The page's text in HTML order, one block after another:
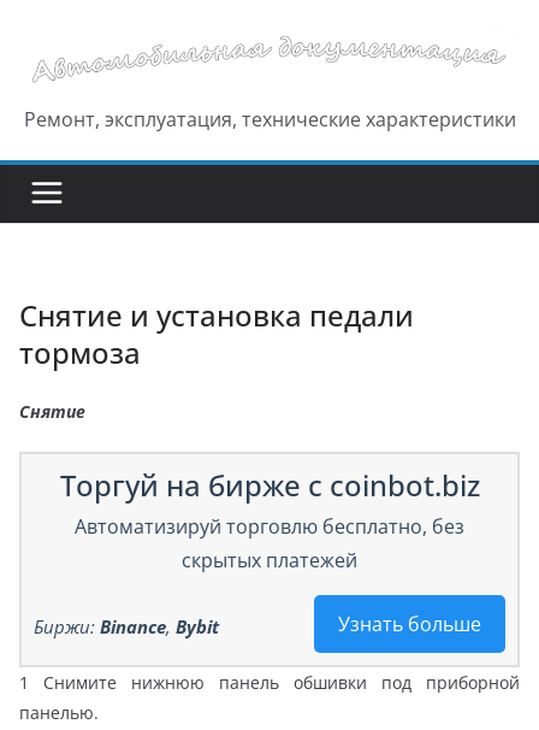
содержимому
Ремонт, эксплуатация, технические характеристики
Снятие и установка педали
тормоза
Снятие
Торгуй на бирже с coinbot.biz
Автоматизируй торговлю бесплатно, без
скрытых платежей
Узнать больше
Биржи: Binance, Bybit
1 Снимите нижнюю панель обшивки под приборной
панелью.